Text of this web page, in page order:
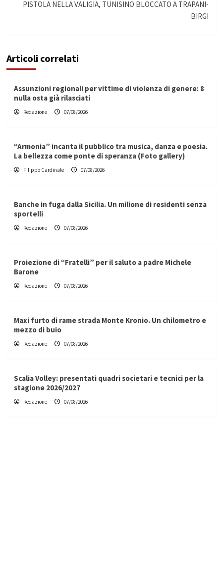
PISTOLA NELLA VALIGIA, TUNISINO BLOCCATO A TRAPANI-
BIRGI
Articoli correlati
Assunzioni regionali per vittime di violenza di genere: 8
nulla osta già rilasciati
Redazione 07/08/2026
“Armonia” incanta il pubblico tra musica, danza e poesia.
La bellezza come ponte di speranza (Foto gallery)
Filippo Cardinale 07/08/2026
Banche in fuga dalla Sicilia. Un milione di residenti senza
sportelli
Redazione 07/08/2026
Proiezione di “Fratelli” per il saluto a padre Michele
Barone
Redazione 07/08/2026
Maxi furto di rame strada Monte Kronio. Un chilometro e
mezzo di buio
Redazione 07/08/2026
Scalia Volley: presentati quadri societari e tecnici per la
stagione 2026/2027
Redazione 07/08/2026